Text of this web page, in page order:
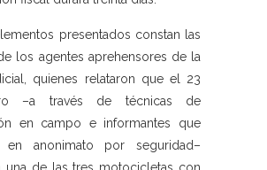
presentados constan las
los agentes aprehensores de la
quienes relataron que el 23
–a través de técnicas de
en campo e informantes que
en anonimato por seguridad–